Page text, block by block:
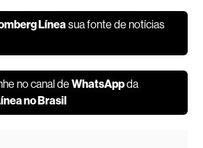
Líneasua fonte de notícias
no canal deWhatsAppda
no Brasil